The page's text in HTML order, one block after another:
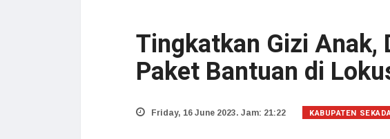
Tingkatkan Gizi Anak,
Paket Bantuan di
Friday, 16 June 2023. Jam: 21:22 KABUPATEN